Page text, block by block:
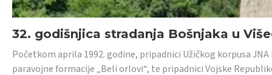
32. godišnjica stradanja Bošnjaka u
Početkom aprila 1992. godine, pripadnici Užičkog korpusa
paravojne formacije „Beli orlovi“, te pripadnici Vojske